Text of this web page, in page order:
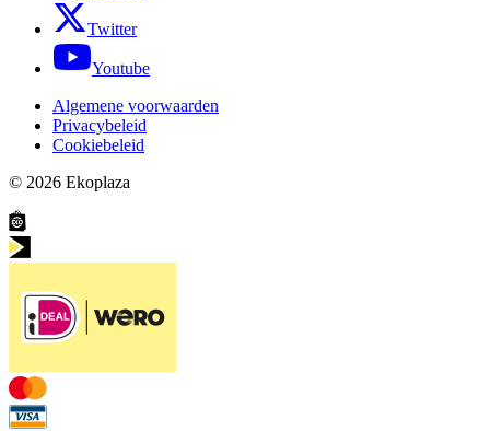
Twitter
Youtube
Algemene voorwaarden
Privacybeleid
Cookiebeleid
© 2026 Ekoplaza